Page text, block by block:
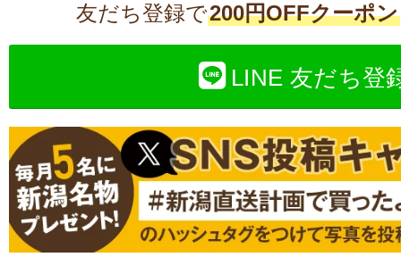
友だち登録で200円OFFクーポン
LINE 友だち登